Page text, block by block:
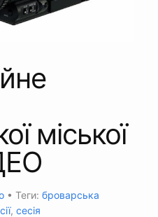
міської
• Теги: броварська
, сесія